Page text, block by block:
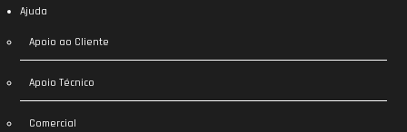
Ajuda
Apoio ao Cliente
Apoio Técnico
Comercial